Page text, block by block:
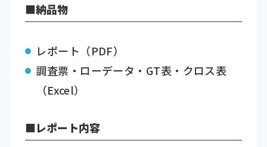
■納品物
レポート（PDF）
調査票・ローデータ・GT表・クロス表
（Excel）
■レポート内容